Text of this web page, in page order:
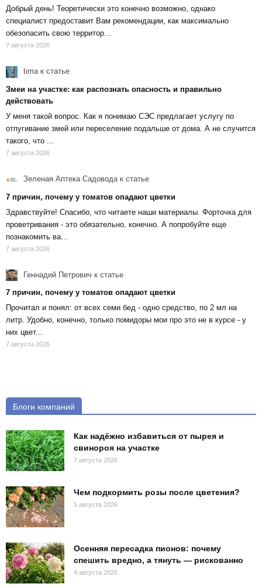
Добрый день! Теоретически это конечно возможно, однако
специалист предоставит Вам рекомендации, как максимально
обезопасить свою территор...
7 августа 2026
timaк статье
Змеи на участке: как распознать опасность и правильно
действовать
У меня такой вопрос. Как я понимаю СЭС предлагает услугу по
отпугивание змей или переселение подальше от дома. А не случится
такого, что ...
7 августа 2026
Зеленая Аптека Садоводак статье
7 причин, почему у томатов опадают цветки
Здравствуйте! Спасибо, что читаете наши материалы. Форточка для
проветривания - это обязательно, конечно. А попробуйте еще
познакомить ва...
7 августа 2026
Геннадий Петрович к статье
7 причин, почему у томатов опадают цветки
Прочитал и понял: от всех семи бед - одно средство, по 2 мл на
литр. Удобно, конечно, только помидоры мои про это не в курсе - у
них цвет...
7 августа 2026
Блоги компаний
Как надёжно избавиться от пырея и
свинороя на участке
7 августа 2026
Чем подкормить розы после цветения?
5 августа 2026
Осенняя пересадка пионов: почему
спешить вредно, а тянуть — рискованно
4 августа 2026